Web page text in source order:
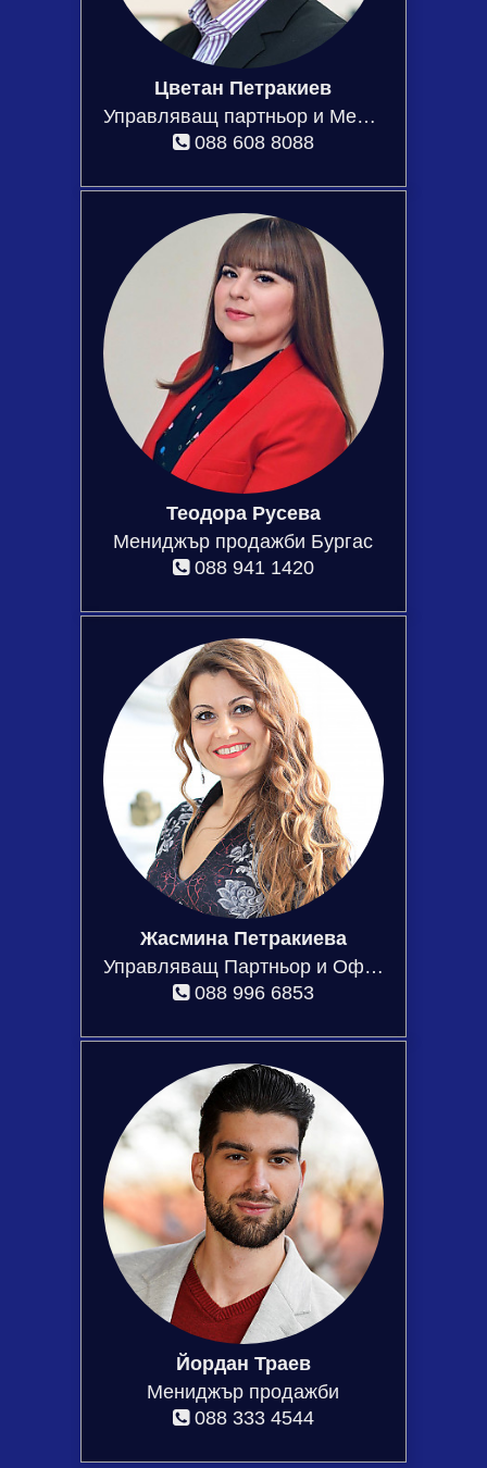
Цветан Петракиев
Управляващ партньор и Мениджър продажби
088 608 8088
Теодора Русева
Мениджър продажби Бургас
088 941 1420
Жасмина Петракиева
Управляващ Партньор и Офис Мениджър
088 996 6853
Йордан Траев
Мениджър продажби
088 333 4544